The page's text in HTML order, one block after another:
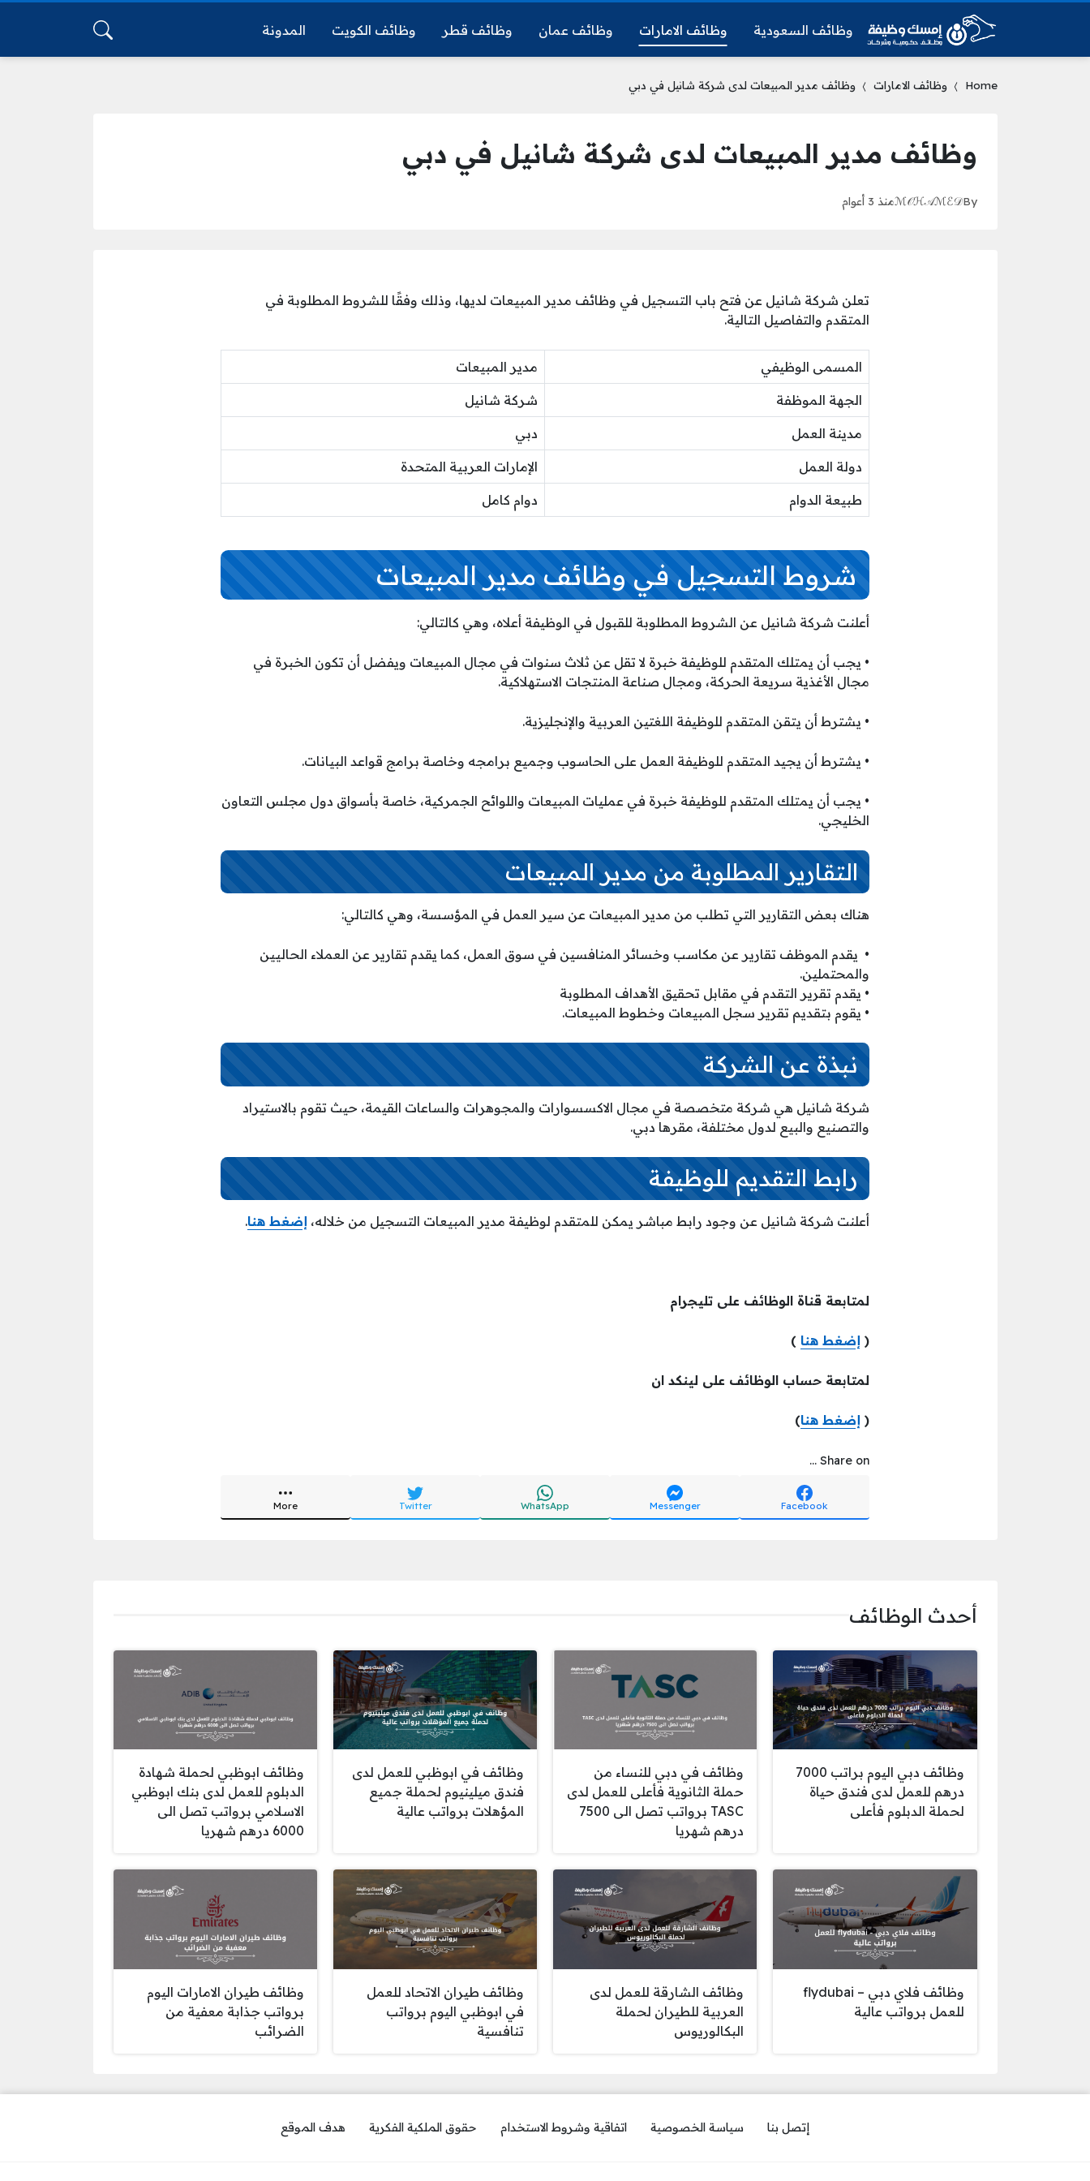
وظائف السعودية وظائف الامارات وظائف عمان وظائف قطر وظائف الكويت المدونة
Home وظائف الامارات وظائف مدير المبيعات لدى شركة شانيل في دبي
وظائف مدير المبيعات لدى شركة شانيل في دبي
By
ℳ𝒪ℋ𝒜ℳℰ𝒟منذ 3 أعوام
تعلن شركة شانيل عن فتح باب التسجيل في وظائف مدير المبيعات لديها، وذلك وفقًا للشروط المطلوبة في
المتقدم والتفاصيل التالية.
المسمى الوظيفي مدير المبيعات
الجهة الموظفة شركة شانيل
مدينة العمل دبي
دولة العمل الإمارات العربية المتحدة
طبيعة الدوام دوام كامل
شروط التسجيل في وظائف مدير المبيعات
أعلنت شركة شانيل عن الشروط المطلوبة للقبول في الوظيفة أعلاه، وهي كالتالي:
• يجب أن يمتلك المتقدم للوظيفة خبرة لا تقل عن ثلاث سنوات في مجال المبيعات ويفضل أن تكون الخبرة في
مجال الأغذية سريعة الحركة، ومجال صناعة المنتجات الاستهلاكية.
• يشترط أن يتقن المتقدم للوظيفة اللغتين العربية والإنجليزية.
• يشترط أن يجيد المتقدم للوظيفة العمل على الحاسوب وجميع برامجه وخاصة برامج قواعد البيانات.
• يجب أن يمتلك المتقدم للوظيفة خبرة في عمليات المبيعات واللوائح الجمركية، خاصة بأسواق دول مجلس التعاون
الخليجي.
التقارير المطلوبة من مدير المبيعات
هناك بعض التقارير التي تطلب من مدير المبيعات عن سير العمل في المؤسسة، وهي كالتالي:
• يقدم الموظف تقارير عن مكاسب وخسائر المنافسين في سوق العمل، كما يقدم تقارير عن العملاء الحاليين
والمحتملين.
• يقدم تقرير التقدم في مقابل تحقيق الأهداف المطلوبة
• يقوم بتقديم تقرير سجل المبيعات وخطوط المبيعات.
نبذة عن الشركة
شركة شانيل هي شركة متخصصة في مجال الاكسسوارات والمجوهرات والساعات القيمة، حيث تقوم بالاستيراد
والتصنيع والبيع لدول مختلفة، مقرها دبي.
رابط التقديم للوظيفة
أعلنت شركة شانيل عن وجود رابط مباشر يمكن للمتقدم لوظيفة مدير المبيعات التسجيل من خلاله، إضغط هنا.
لمتابعة قناة الوظائف على تليجرام
( إضغط هنا )
لمتابعة حساب الوظائف على لينكد ان
( إضغط هنا)
Share on ...
Facebook
Messenger
WhatsApp
Twitter
More
أحدث الوظائف
وظائف دبي اليوم براتب 7000
درهم للعمل لدى فندق حياة
لحملة الدبلوم فأعلى
وظائف في دبي للنساء من
حملة الثانوية فأعلى للعمل لدى
TASC برواتب تصل الى 7500
درهم شهريا
وظائف في ابوظبي للعمل لدى
فندق ميلينيوم لحملة جميع
المؤهلات برواتب عالية
وظائف ابوظبي لحملة شهادة
الدبلوم للعمل لدى بنك ابوظبي
الاسلامي برواتب تصل الى
6000 درهم شهريا
وظائف فلاي دبي – flydubai
للعمل برواتب عالية
وظائف الشارقة للعمل لدى
العربية للطيران لحملة
البكالوريوس
وظائف طيران الاتحاد للعمل
في ابوظبي اليوم برواتب
تنافسية
وظائف طيران الامارات اليوم
برواتب جذابة معفية من
الضرائب
إتصل بنا سياسة الخصوصية اتفاقية وشروط الاستخدام حقوق الملكية الفكرية هدف الموقع